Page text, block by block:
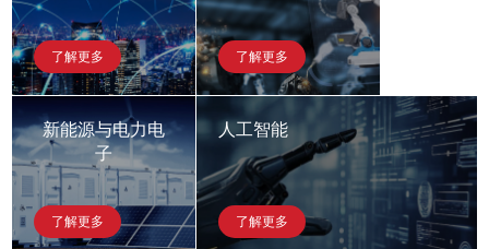
了解更多 了解更多
新能源与电力电
子
了解更多
人工智能
了解更多